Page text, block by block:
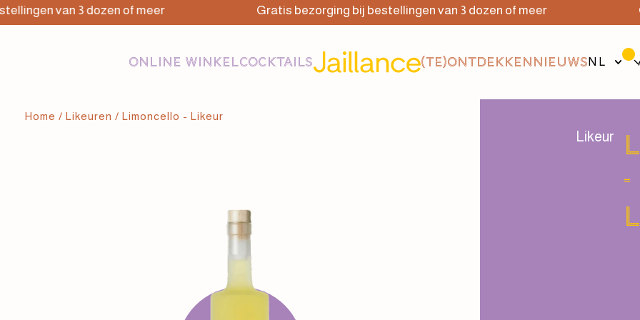
van 3 dozen of meer Gratis bezorging bij bestellingen van 3 dozen of meer
ONLINE WINKELCOCKTAILS (TE)ONTDEKKENNIEUWS NL
Home / Likeuren / Limoncello - Likeur
Likeur
-